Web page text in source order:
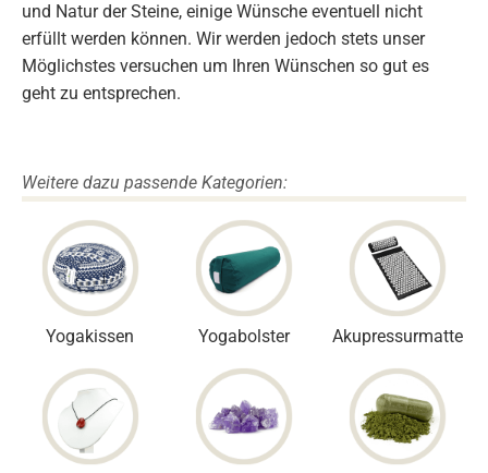
und Natur der Steine, einige Wünsche eventuell nicht
erfüllt werden können. Wir werden jedoch stets unser
Möglichstes versuchen um Ihren Wünschen so gut es
geht zu entsprechen.
Weitere dazu passende Kategorien:
Yogakissen Yogabolster Akupressurmatte